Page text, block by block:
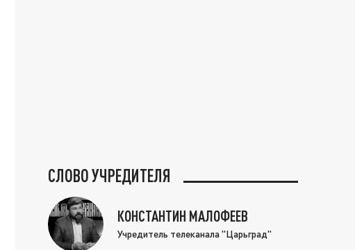
СЛОВО УЧРЕДИТЕЛЯ
КОНСТАНТИН МАЛОФЕЕВ
Учредитель телеканала "Царьград"